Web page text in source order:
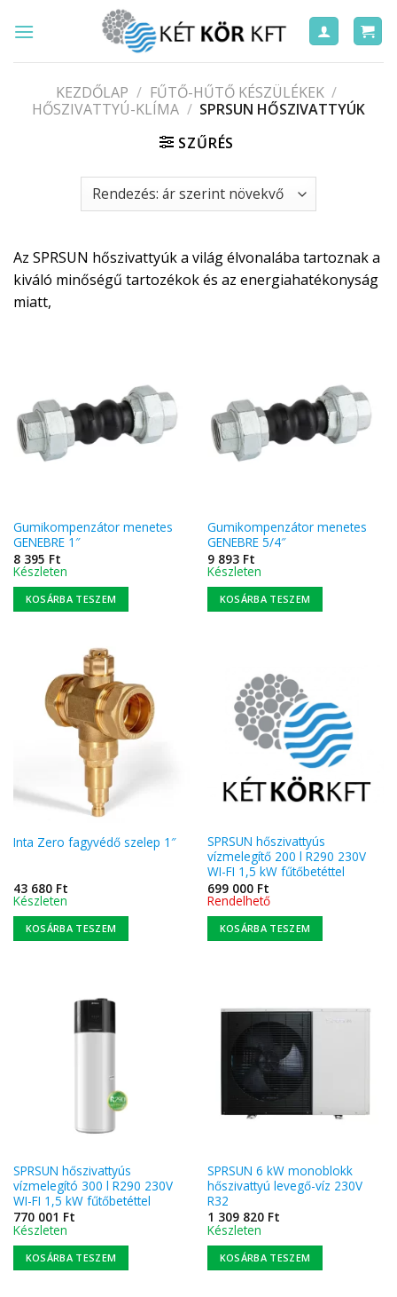
KEZDŐLAP / FŰTŐ-HŰTŐ KÉSZÜLÉKEK /
HŐSZIVATTYÚ-KLÍMA / SPRSUN HŐSZIVATTYÚK
SZŰRÉS
Az SPRSUN hőszivattyúk a világ élvonalába tartoznak a
kiváló minőségű tartozékok és az energiahatékonyság
miatt,
Gumikompenzátor menetes
GENEBRE 1″
8 395 Ft
Készleten
KOSÁRBA TESZEM
Gumikompenzátor menetes
GENEBRE 5/4″
9 893 Ft
Készleten
KOSÁRBA TESZEM
Inta Zero fagyvédő szelep 1″
43 680 Ft
Készleten
KOSÁRBA TESZEM
SPRSUN hőszivattyús
vízmelegítő 200 l R290 230V
WI-FI 1,5 kW fűtőbetéttel
699 000 Ft
Rendelhető
KOSÁRBA TESZEM
SPRSUN hőszivattyús
vízmelegító 300 l R290 230V
WI-FI 1,5 kW fűtőbetéttel
770 001 Ft
Készleten
KOSÁRBA TESZEM
SPRSUN 6 kW monoblokk
hőszivattyú levegő-víz 230V
R32
1 309 820 Ft
Készleten
KOSÁRBA TESZEM